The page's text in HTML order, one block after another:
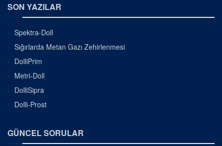
SON YAZILAR
Spektra-Doll
Sığırlarda Metan Gazı Zehirlenmesi
DolliPrim
Metri-Doll
DolliSipra
Dolli-Prost
GÜNCEL SORULAR